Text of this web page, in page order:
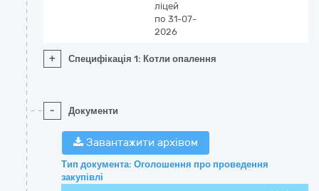
ліцей
по 31-07-
2026
+ Специфікація 1: Котли опалення
- Документи
Завантажити архівом
Тип документа: Оголошення про проведення
закупівлі